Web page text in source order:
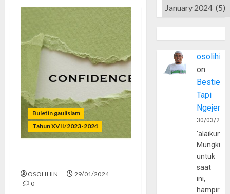
Buletin gaulislam
Tahun XVII/2023-2024
OSOLIHIN
29/01/2024
0
Archives
osolihin
on
Bestie
Tapi
30/03/
Mungkin
untuk
saat
ini,
hampir